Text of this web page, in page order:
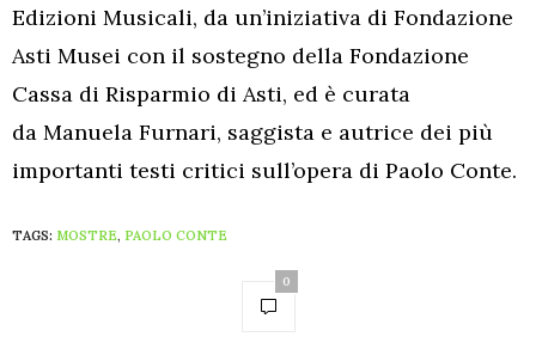
Edizioni Musicali, da un’iniziativa di Fondazione
Asti Musei con il sostegno della Fondazione
Cassa di Risparmio di Asti, ed è curata
da Manuela Furnari, saggista e autrice dei più
importanti testi critici sull’opera di Paolo Conte.
TAGS: MOSTRE, PAOLO CONTE
0